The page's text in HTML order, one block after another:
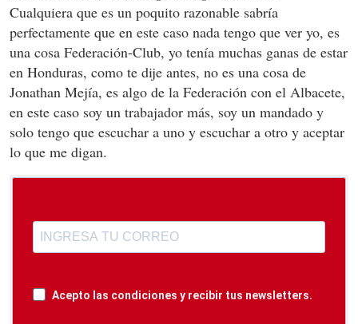
Cualquiera que es un poquito razonable sabría
perfectamente que en este caso nada tengo que ver yo, es
una cosa Federación-Club, yo tenía muchas ganas de estar
en Honduras, como te dije antes, no es una cosa de
Jonathan Mejía, es algo de la Federación con el Albacete,
en este caso soy un trabajador más, soy un mandado y
solo tengo que escuchar a uno y escuchar a otro y aceptar
lo que me digan.
Acepto las condiciones y recibir tus newsletters.